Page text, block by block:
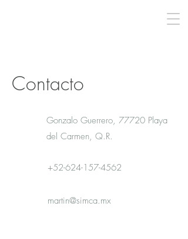
Contacto
Gonzalo Guerrero, 77720 Playa
del Carmen, Q.R.
+52-624-157-4562
martin@simca.mx